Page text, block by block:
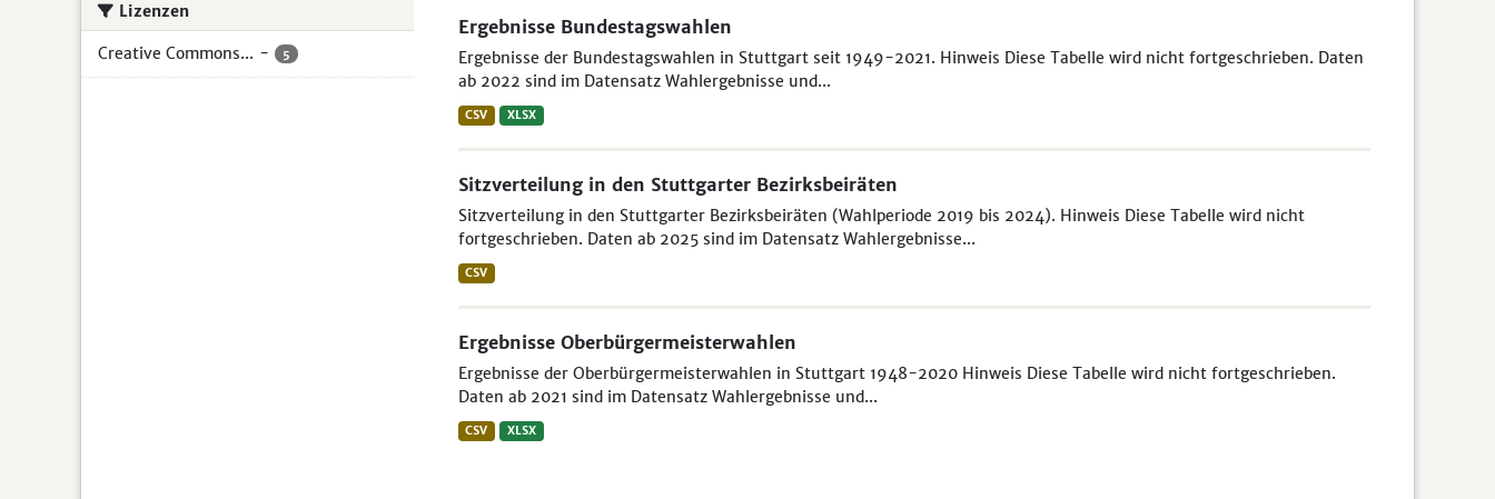
Lizenzen
Creative Commons... - 5
Ergebnisse Bundestagswahlen
Ergebnisse der Bundestagswahlen in Stuttgart seit 1949-2021. Hinweis Diese Tabelle wird nicht fortgeschrieben. Daten
ab 2022 sind im Datensatz Wahlergebnisse und...
CSV XLSX
Sitzverteilung in den Stuttgarter Bezirksbeiräten
Sitzverteilung in den Stuttgarter Bezirksbeiräten (Wahlperiode 2019 bis 2024). Hinweis Diese Tabelle wird nicht
fortgeschrieben. Daten ab 2025 sind im Datensatz Wahlergebnisse...
CSV
Ergebnisse Oberbürgermeisterwahlen
Ergebnisse der Oberbürgermeisterwahlen in Stuttgart 1948-2020 Hinweis Diese Tabelle wird nicht fortgeschrieben.
Daten ab 2021 sind im Datensatz Wahlergebnisse und...
CSV XLSX